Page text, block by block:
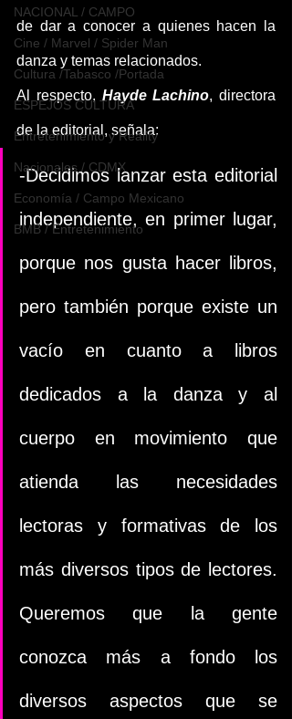
NACIONAL / CAMPO
Cine / Marvel / Spider Man
Cultura /Tabasco /Portada
ESPEJOS CULTURA
Entretenimiento y Reality
Nacionales / CDMX
Economía / Campo Mexicano
BMB / Entretenimiento
de dar a conocer a quienes hacen la
danza y temas relacionados.
Al respecto, Hayde Lachino, directora
de la editorial, señala:
-Decidimos lanzar esta editorial
independiente, en primer lugar,
porque nos gusta hacer libros,
pero también porque existe un
vacío en cuanto a libros
dedicados a la danza y al
cuerpo en movimiento que
atienda las necesidades
lectoras y formativas de los
más diversos tipos de lectores.
Queremos que la gente
conozca más a fondo los
diversos aspectos que se